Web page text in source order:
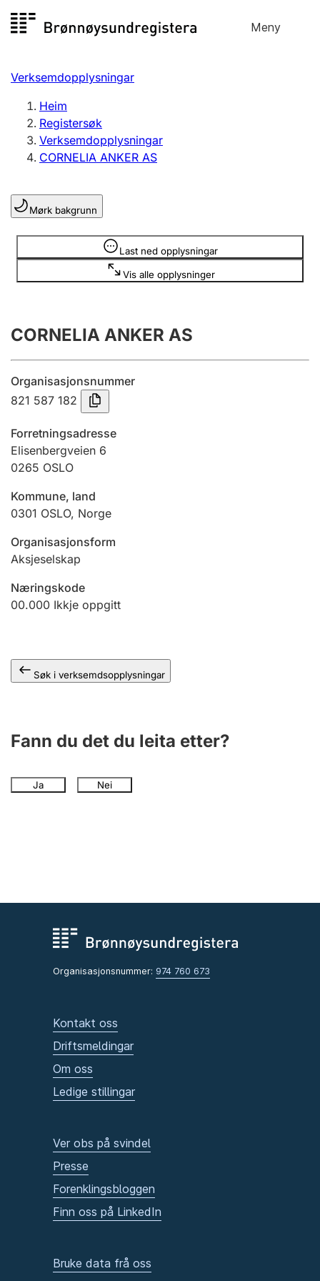
til
Meny
Registersøk
Aksjeselskap
Enkeltpersonføretak
Registrere, endre, slette
Lag og foreining
Registrere, endre, slette
Årsrekneskap
Innsending og forseinkingsgebyr
Tinglysing
Jeger
Ektepaktrettleiaren
Andre tema
Verksemdopplysningar
Heim
Registersøk
Verksemdopplysningar
CORNELIA ANKER AS
Mørk bakgrunn
Last ned opplysningar
Vis alle opplysninger
Opplysninger er skjult
CORNELIA ANKER AS
Organisasjonsnummer
821 587 182
Forretningsadresse
Elisenbergveien 6
0265 OSLO
Kommune, land
0301 OSLO, Norge
Organisasjonsform
Aksjeselskap
Næringskode
00.000 Ikkje oppgitt
Søk i verksemdsopplysningar
Fann du det du leita etter?
Ja Nei
Organisasjonsnummer: 974 760 673
Kontakt oss
Driftsmeldingar
Om oss
Ledige stillingar
Ver obs på svindel
Presse
Forenklingsbloggen
Finn oss på LinkedIn
Bruke data frå oss